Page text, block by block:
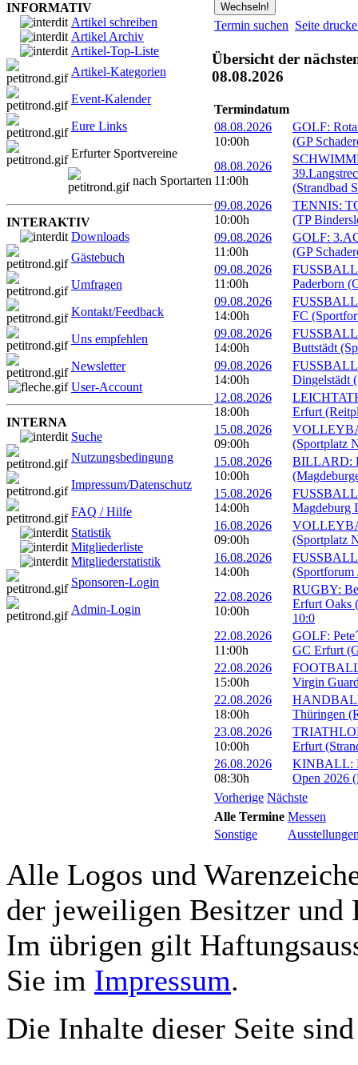
INFORMATIV
Artikel schreiben
Artikel Archiv
Artikel-Top-Liste
Artikel-Kategorien
Event-Kalender
Eure Links
Erfurter Sportvereine
nach Sportarten
INTERAKTIV
Downloads
Gästebuch
Umfragen
Kontakt/Feedback
Uns empfehlen
Newsletter
User-Account
INTERNA
Suche
Nutzungsbedingung
Impressum/Datenschutz
FAQ / Hilfe
Statistik
Mitgliederliste
Mitgliederstatistik
Sponsoren-Login
Admin-Login
Termin suchen Seite
Übersicht der
08.08.2026
Termindatum
08.08.2026
10:00h
GOLF:
(GP
08.08.2026
11:00h
(Strandbad
09.08.2026
10:00h
TENNIS:
(TP
09.08.2026
11:00h
GOLF:
(GP
09.08.2026
11:00h
Paderborn
09.08.2026
14:00h
FC
09.08.2026
14:00h
Buttstädt
09.08.2026
14:00h
Dingelstädt
12.08.2026
18:00h
Erfurt
15.08.2026
09:00h
(Sportplatz
15.08.2026
10:00h
BILLARD:
15.08.2026
14:00h
Magdeburg
16.08.2026
09:00h
(Sportplatz
16.08.2026
14:00h
(Sportforum
22.08.2026
10:00h
RUGBY:
Erfurt Oaks
10:0
22.08.2026
11:00h
GOLF:
GC Erfurt
22.08.2026
15:00h
Virgin
22.08.2026
18:00h
Thüringen
23.08.2026
10:00h
Erfurt
26.08.2026
08:30h
KINBALL:
Open 2026
Vorherige Nächste
Alle Termine Messen
Sonstige
Alle Logos und
der jeweiligen Besitzer und
Im übrigen gilt
Sie im Impressum.
Die Inhalte dieser Seite